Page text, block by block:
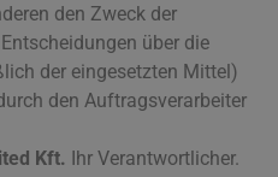
den Zweck der
über die
der eingesetzten Mittel)
den Auftragsverarbeiter
Kft. Ihr Verantwortlicher.